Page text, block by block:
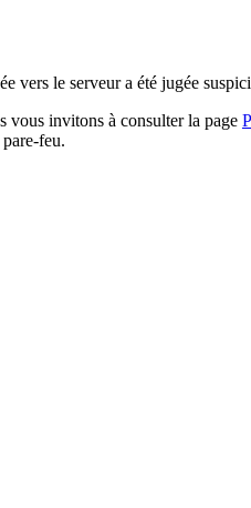
vers le serveur a été jugée
vous invitons à consulter la page
feu.